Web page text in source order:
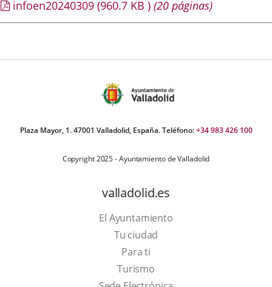
infoen20240309 (960.7 KB ) (20 páginas)
Plaza Mayor, 1. 47001 Valladolid, España. Teléfono:+34 983 426 100
Copyright 2025 - Ayuntamiento de Valladolid
valladolid.es
El Ayuntamiento
Tu ciudad
Para ti
TurismoEste